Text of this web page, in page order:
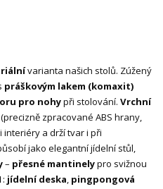
varianta našich stolů. Zúžený
práškovým lakem (komaxit)
pro nohypři stolování. Vrchní
(precizně zpracované ABS hrany,
interiéry a drží tvar i při
jako elegantní jídelní stůl,
– přesné mantinelypro svižnou
: jídelní deska, pingpongová